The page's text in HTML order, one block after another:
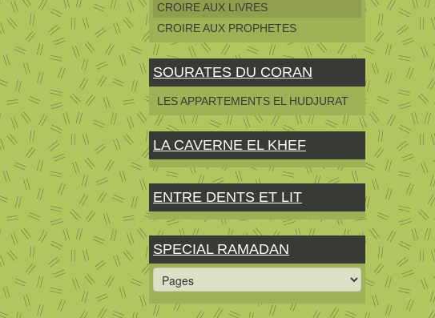
CROIRE AUX LIVRES
CROIRE AUX PROPHETES
SOURATES DU CORAN
LES APPARTEMENTS EL HUDJURAT
LA CAVERNE EL KHEF
ENTRE DENTS ET LIT
SPECIAL RAMADAN